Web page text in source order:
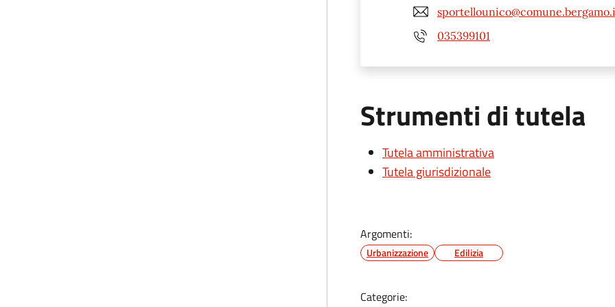
035399101
Strumenti di tutela
Tutela amministrativa
Tutela giurisdizionale
Argomenti:
Urbanizzazione Edilizia
Categorie: